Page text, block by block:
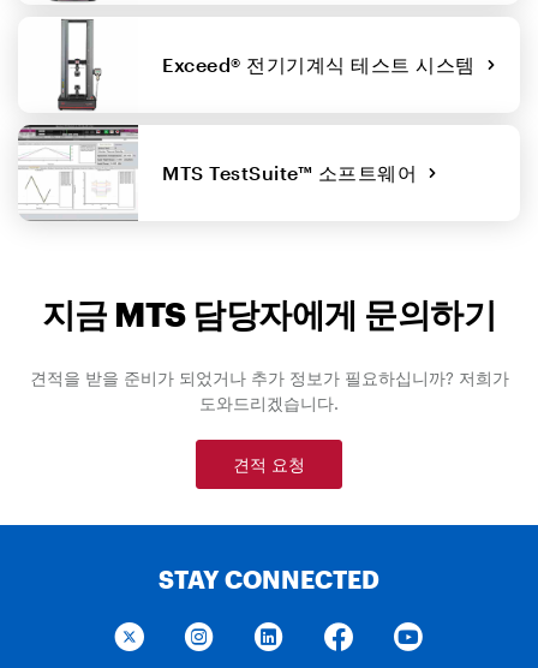
Exceed® 전기기계식 테스트 시스템
MTS TestSuite™ 소프트웨어
지금 MTS 담당자에게 문의하기
견적을 받을 준비가 되었거나 추가 정보가 필요하십니까? 저희가
도와드리겠습니다.
견적 요청
STAY CONNECTED